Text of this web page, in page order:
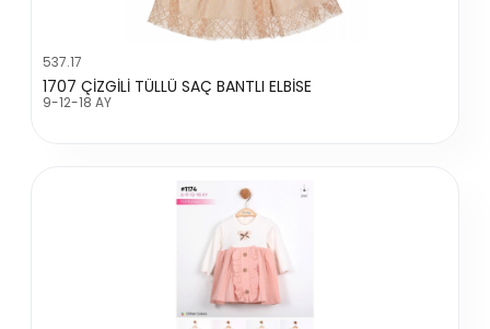
537.17
1707 ÇİZGİLİ TÜLLÜ SAÇ BANTLI ELBİSE
9-12-18 AY